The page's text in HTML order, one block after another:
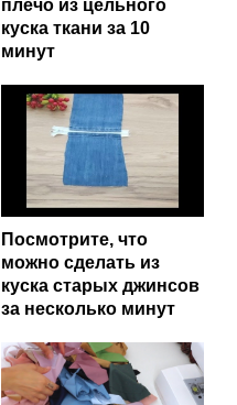
плечо из цельного
куска ткани за 10
минут
Посмотрите, что
можно сделать из
куска старых джинсов
за несколько минут